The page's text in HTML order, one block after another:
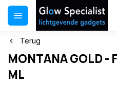
Terug
MONTANA GOLD -
ML